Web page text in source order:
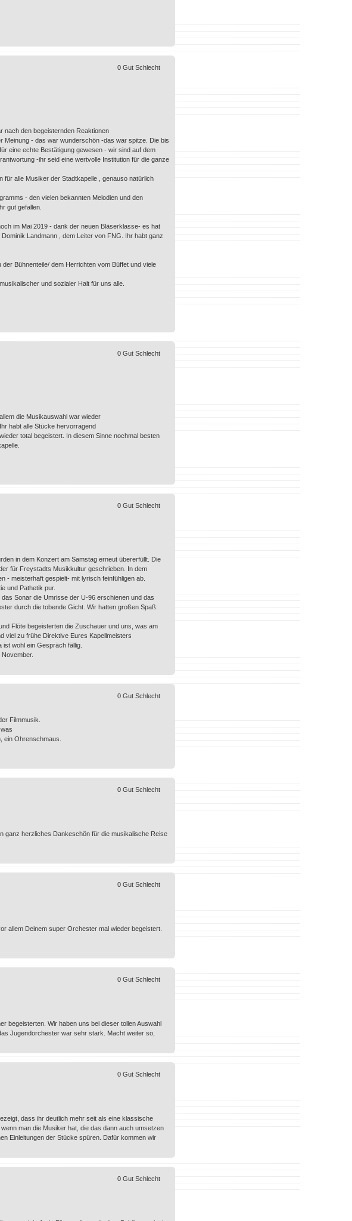
nach den begeisternden Reaktionen
Meinung - das war wunderschön -das war spitze. Die bis
eine echte Bestätigung gewesen - wir sind auf dem
-ihr seid eine wertvolle Institution für die ganze
für alle Musiker der Stadtkapelle , genauso natürlich
- den vielen bekannten Melodien und den
gut gefallen.
im Mai 2019 - dank der neuen Bläserklasse- es hat
Landmann , dem Leiter von FNG. Ihr habt ganz
Bühnenteile/ dem Herrichten vom Büffet und viele
und sozialer Halt für uns alle.
0 Gut Schlecht
die Musikauswahl war wieder
habt alle Stücke hervorragend
total begeistert. In diesem Sinne nochmal besten
0 Gut Schlecht
in dem Konzert am Samstag erneut übererfüllt. Die
für Freystadts Musikkultur geschrieben. In dem
- meisterhaft gespielt- mit lyrisch feinfühligen ab.
und Pathetik pur.
Sonar die Umrisse der U-96 erschienen und das
durch die tobende Gicht. Wir hatten großen Spaß:
Flöte begeisterten die Zuschauer und uns, was am
viel zu frühe Direktive Eures Kapellmeisters
wohl ein Gespräch fällig.
0 Gut Schlecht
Filmmusik.
ein Ohrenschmaus.
0 Gut Schlecht
ganz herzliches Dankeschön für die musikalische Reise
0 Gut Schlecht
allem Deinem super Orchester mal wieder begeistert.
0 Gut Schlecht
begeisterten. Wir haben uns bei dieser tollen Auswahl
Jugendorchester war sehr stark. Macht weiter so,
0 Gut Schlecht
dass ihr deutlich mehr seit als eine klassische
man die Musiker hat, die das dann auch umsetzen
Einleitungen der Stücke spüren. Dafür kommen wir
0 Gut Schlecht
0 Gut Schlecht